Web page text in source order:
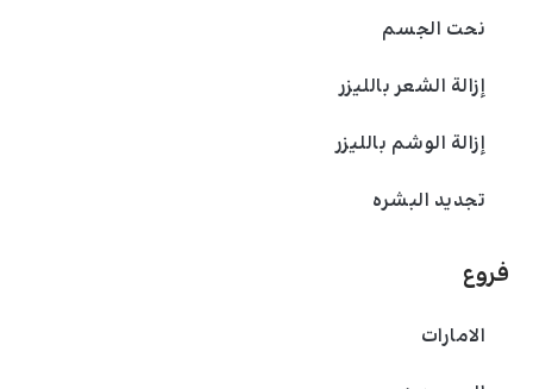
فروع
الامارات
نحت الجسم
إزالة الشعر بالليزر
إزالة الوشم بالليزر
تجديد البشره